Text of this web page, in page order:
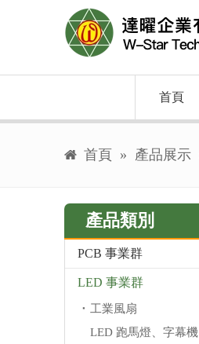
首頁
首頁 » 產品展示
產品類別
PCB 事業群
LED 事業群
工業風扇
LED 跑馬燈、字幕機